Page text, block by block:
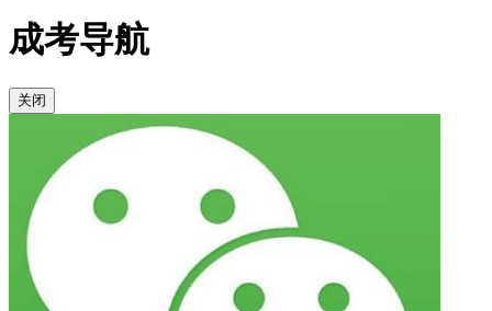
成考导航
关闭